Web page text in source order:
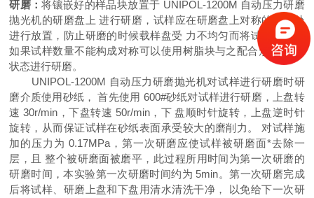
研磨：将镶嵌好的样品块放置于 UNIPOL-1200M 自动压力研磨
抛光机的研磨盘上 进行研磨，试样应在研磨盘上对称的位置处
进行放置，防止研磨的时候载样盘受 力不均匀而将试样磨偏，
如果试样数量不能构成对称可以使用树脂块与之配合形 成对称
状态进行研磨。
UNIPOL-1200M 自动压力研磨抛光机对试样进行研磨时研
磨介质使用砂纸， 首先使用 600#砂纸对试样进行研磨，上盘转
速 30r/min，下盘转速 50r/min，下 盘顺时针旋转，上盘逆时针
旋转，从而保证试样在砂纸表面承受较大的磨削力。 对试样施
加的压力为 0.17MPa，第一次研磨应使试样被研磨面*去除一
层，且 整个被研磨面被磨平，此过程所用时间为第一次研磨的
研磨时间，本实验第一次研磨时间约为 5min。第一次研磨完成
后将试样、研磨上盘和下盘用清水清洗干净， 以免给下一次研